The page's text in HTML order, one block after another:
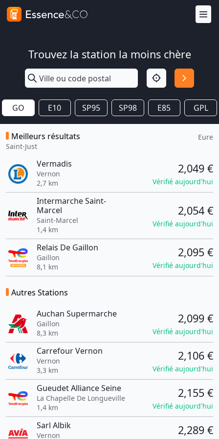
Trouvez la station la moins chère
GO E10 SP95 SP98 E85 GPL
Meilleurs résultats
Saint-Just
Eure
Vermadis
Vernon
2,7 km
2,049 €
Vérifié aujourd'hui
Intermarche Saint-
Marcel
Saint-Marcel
1,4 km
2,054 €
Vérifié aujourd'hui
Relais De Gaillon
Gaillon
8,1 km
2,095 €
Vérifié aujourd'hui
Autres Stations
Auchan Supermarche
Gaillon
8,3 km
2,099 €
Vérifié aujourd'hui
Carrefour Vernon
Vernon
3,3 km
2,106 €
Vérifié aujourd'hui
Gueudet Alliance Seine
La Chapelle De Longueville
1,4 km
2,155 €
Vérifié aujourd'hui
Sarl Albik
Vernon 2,289 €